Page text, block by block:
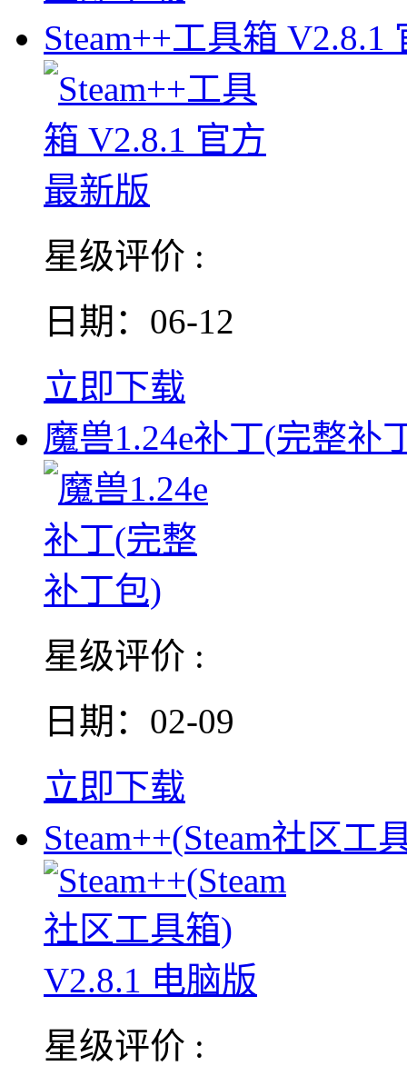
Steam++工具箱 V2.8.1
星级评价 :
日期：06-12
立即下载
魔兽1.24e补丁(完整补
星级评价 :
日期：02-09
立即下载
Steam++(Steam社区工
星级评价 :